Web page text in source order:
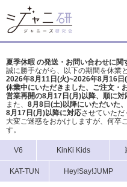
夏季休暇 の発送・お問い合わせに関
誠に勝手ながら、以下の期間を休業
2026年8月11日(火)~2026年8月16日
休業中にいただきました、ご注文・
営業再開の8月17日(月)以降、順に対
また、 8月8日(土)以降にいただいた
8月17日(月)以降に対応させていただ
大変ご迷惑をおかけしますが、 何卒
す。
V6 KinKi Kids
KAT-TUN Hey!Say!JUMP